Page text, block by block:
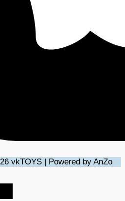
vkTOYS | Powered by AnZo